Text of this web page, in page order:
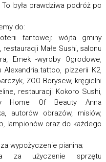
To była prawdziwa podróż po
do:
fantowej: wójta gminy
Małe Sushi, salonu
Emek -wyroby Ogrodowe,
pizzerii K2,
ZOO Borysew, kręgielni
restauracji Kokoro Sushi,
Home Of Beauty Anna
autorów obrazów, misiów,
lampionów oraz do każdego
wypożyczenie pianina;
za użyczenie sprzętu